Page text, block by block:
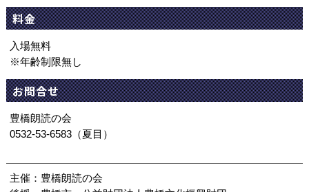
料金
入場無料
※年齢制限無し
お問合せ
豊橋朗読の会
0532-53-6583（夏目）
主催：豊橋朗読の会